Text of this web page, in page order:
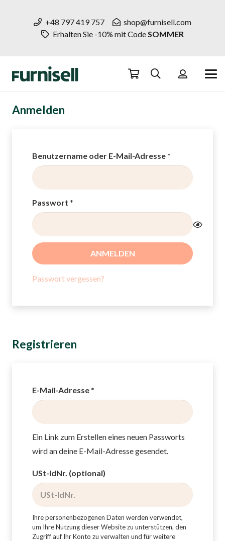
+48 797 419 757
shop@furnisell.com
Erhalten Sie -10% mit CodeSOMMER
Anmelden
Benutzername oder E-Mail-Adresse *
Passwort *
ANMELDEN
Passwort vergessen?
Registrieren
E-Mail-Adresse *
Ein Link zum Erstellen eines neuen Passworts
wird an deine E-Mail-Adresse gesendet.
USt-IdNr. (optional)
Ihre personenbezogenen Daten werden verwendet,
um Ihre Nutzung dieser Website zu unterstützen, den
Zugriff auf Ihr Konto zu verwalten und für weitere